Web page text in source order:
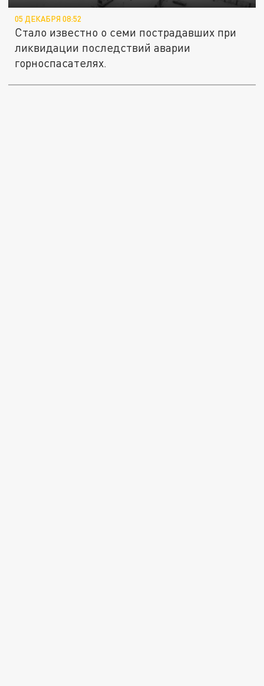
05 ДЕКАБРЯ 08:52
Стало известно о семи пострадавших при
ликвидации последствий аварии
горноспасателях.